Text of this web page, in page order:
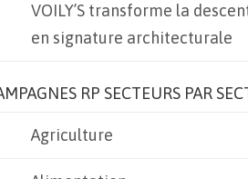
VOILY’S transforme la
en signature architecturale
RP SECTEURS PAR
Agriculture